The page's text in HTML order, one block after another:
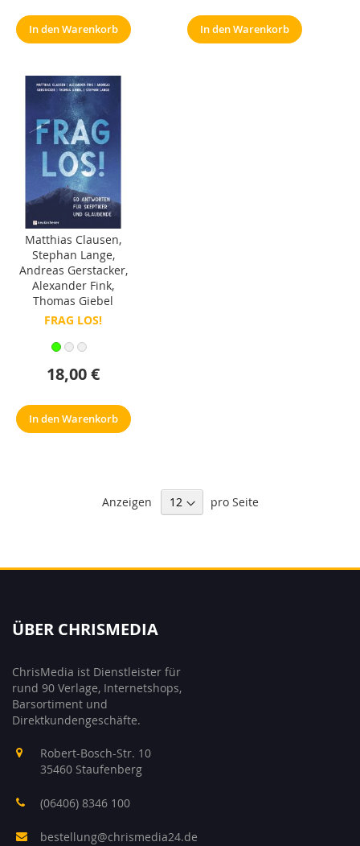
In den Warenkorb In den Warenkorb
Matthias Clausen,
Stephan Lange,
Andreas Gerstacker,
Alexander Fink,
Thomas Giebel
FRAG LOS!
18,00 €
In den Warenkorb
Anzeigen pro Seite
ÜBER CHRISMEDIA
ChrisMedia ist Dienstleister für
rund 90 Verlage, Internetshops,
Barsortiment und
Direktkundengeschäfte.
Robert-Bosch-Str. 10
35460 Staufenberg
(06406) 8346 100
bestellung@chrismedia24.de